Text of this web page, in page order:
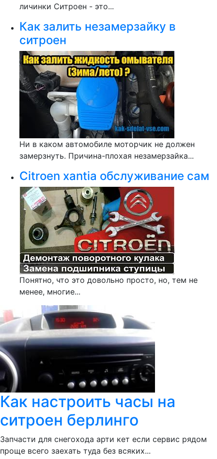
личинки Ситроен - это...
Как залить незамерзайку в
ситроен
Ни в каком автомобиле моторчик не должен
замерзнуть. Причина-плохая незамерзайка...
Citroen xantia обслуживание сам
Понятно, что это довольно просто, но, тем не
менее, многие...
Как настроить часы на
ситроен берлинго
Запчасти для снегохода арти кет если сервис рядом
проще всего заехать туда без всяких...